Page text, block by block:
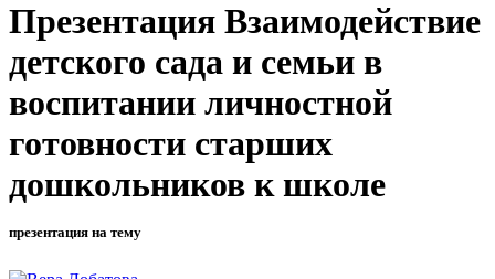
Презентация Взаимодействие
детского сада и семьи в
воспитании личностной
готовности старших
дошкольников к школе
презентация на тему